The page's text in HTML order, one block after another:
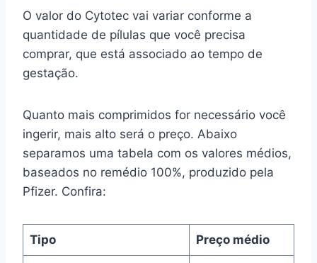
O valor do Cytotec vai variar conforme a
quantidade de pílulas que você precisa
comprar, que está associado ao tempo de
gestação.
Quanto mais comprimidos for necessário você
ingerir, mais alto será o preço. Abaixo
separamos uma tabela com os valores médios,
baseados no remédio 100%, produzido pela
Pfizer. Confira:
Tipo Preço médio